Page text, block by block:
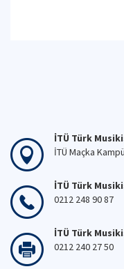
İTÜ Türk
İTÜ Maçka
İTÜ Türk
0212 248 90 87
İTÜ Türk
0212 240 27 50